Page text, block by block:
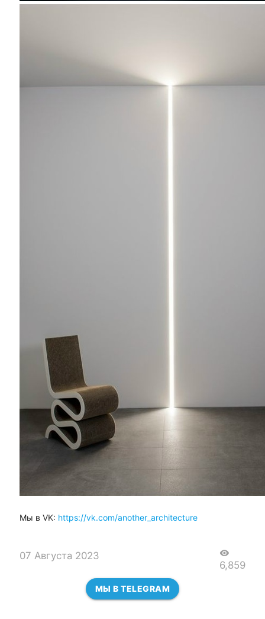
Мы в VK: https://vk.com/another_architecture
07 Августа 2023 visibility
6,859
МЫ В TELEGRAM